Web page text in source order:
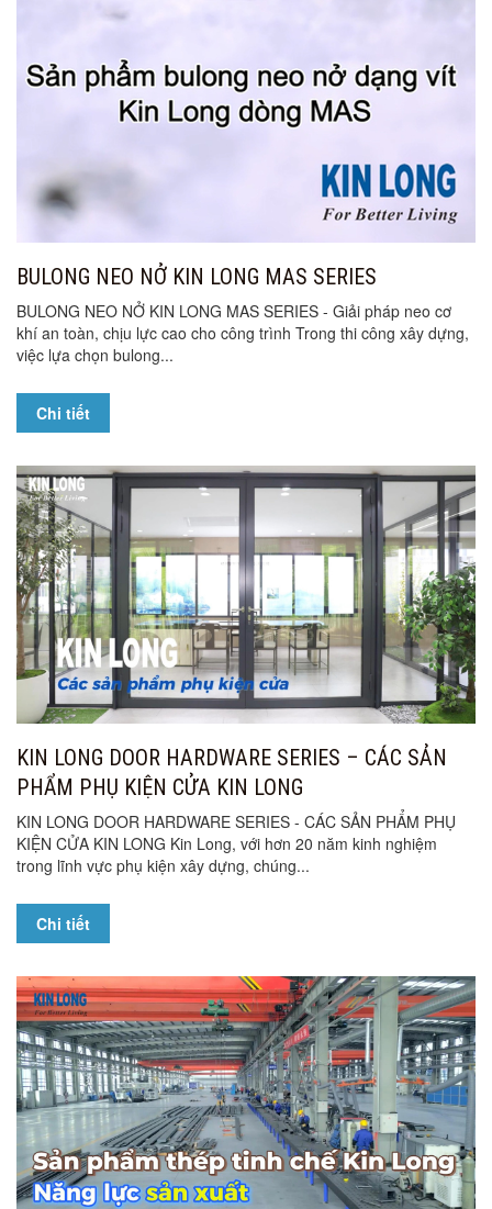
BULONG NEO NỞ KIN LONG MAS SERIES
BULONG NEO NỞ KIN LONG MAS SERIES - Giải pháp neo cơ
khí an toàn, chịu lực cao cho công trình Trong thi công xây dựng,
việc lựa chọn bulong...
Chi tiết
KIN LONG DOOR HARDWARE SERIES – CÁC SẢN
PHẨM PHỤ KIỆN CỬA KIN LONG
KIN LONG DOOR HARDWARE SERIES - CÁC SẢN PHẨM PHỤ
KIỆN CỬA KIN LONG Kin Long, với hơn 20 năm kinh nghiệm
trong lĩnh vực phụ kiện xây dựng, chúng...
Chi tiết